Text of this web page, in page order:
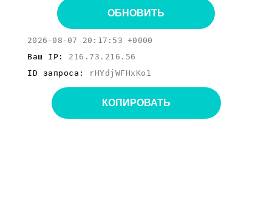
ОБНОВИТЬ
2026-08-07 20:17:53 +0000
Ваш IP: 216.73.216.56
ID запроса:
rHYdjWFHxKo1
КОПИРОВАТЬ